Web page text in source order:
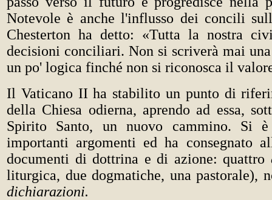
Notevole è anche l'influsso dei concili
Chesterton ha detto: «Tutta la nostra
decisioni conciliari. Non si scriverà mai
un po' logica finché non si riconosca il
Il Vaticano II ha stabilito un punto di
della Chiesa odierna, aprendo ad essa,
Spirito Santo, un nuovo cammino. Si è
importanti argomenti ed ha consegnato
documenti di dottrina e di azione: quattro
liturgica, due dogmatiche, una pastorale),
dichiarazioni.